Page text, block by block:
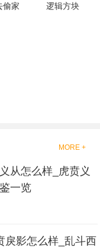
集了一些有意思的拳击游
信你们一定会喜欢的。
偷家 逻辑方块
MORE +
从怎么样_虎贲义
一览
戾影怎么样_乱斗西